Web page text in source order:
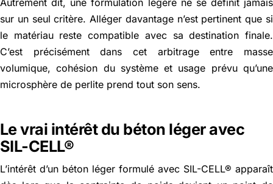
Autrement dit, une formulation légère ne se définit jamais
sur un seul critère. Alléger davantage n’est pertinent que si
le matériau reste compatible avec sa destination finale.
C’est précisément dans cet arbitrage entre masse
volumique, cohésion du système et usage prévu qu’une
microsphère de perlite prend tout son sens.
Le vrai intérêt du béton léger avec
SIL-CELL®
L’intérêt d’un béton léger formulé avec SIL-CELL® apparaît